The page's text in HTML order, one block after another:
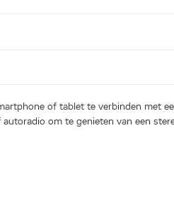
of tablet te verbinden met
om te genieten van een